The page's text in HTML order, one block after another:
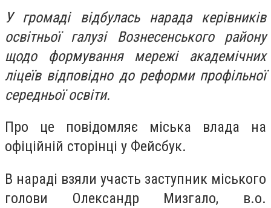
У громаді відбулась нарада керівників
освітньої галузі Вознесенського району
щодо формування мережі академічних
ліцеїв відповідно до реформи профільної
середньої освіти.
Про це повідомляє міська влада на
офіційній сторінці у Фейсбук.
В нараді взяли участь заступник міського
голови Олександр Мизгало, в.о.